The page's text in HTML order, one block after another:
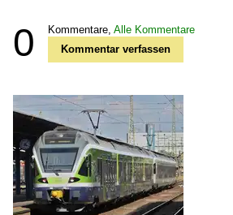
0 Kommentare, Alle Kommentare
Kommentar verfassen